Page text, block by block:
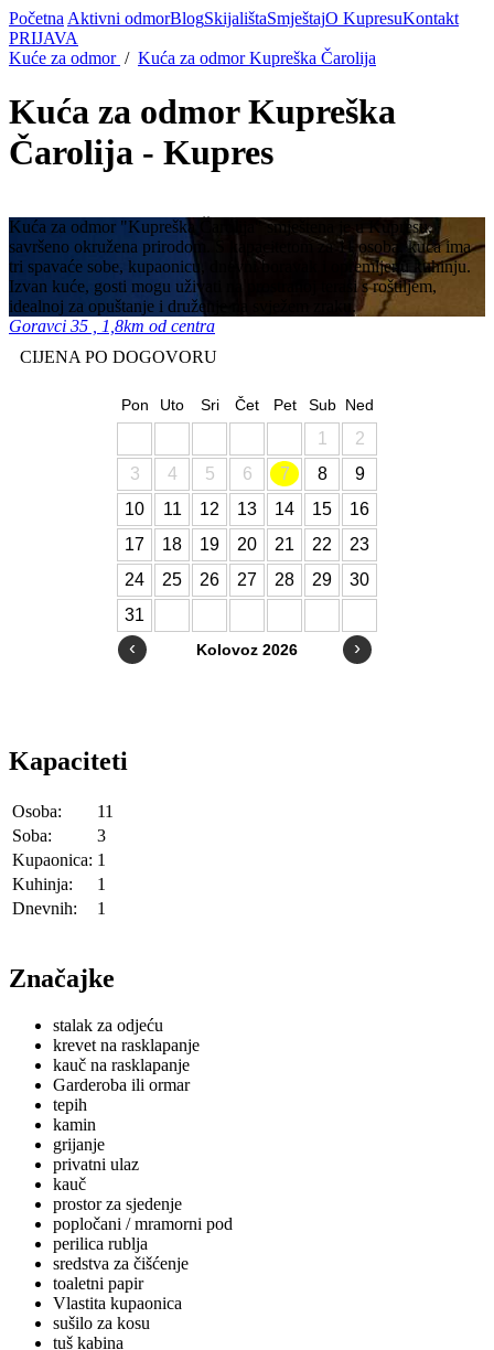
Početna Aktivni odmorBlogSkijalištaSmještajO KupresuKontakt
PRIJAVA
Kuće za odmor / Kuća za odmor Kupreška Čarolija
Kuća za odmor Kupreška
Čarolija - Kupres
Kuća za odmor "Kupreška Čarolija" smještena je u Kupresu,
savršeno okružena prirodom. S kapacitetom za 11 osoba, kuća ima
tri spavaće sobe, kupaonicu, dnevni boravak i opremljenu kuhinju.
Izvan kuće, gosti mogu uživati na prostranoj terasi s roštiljem,
idealnoj za opuštanje i druženje na svježem zraku.
Goravci 35 , 1,8km od centra
CIJENA PO DOGOVORU
Kapaciteti
Osoba:
11
Soba:
3
Kupaonica: 1
Kuhinja:
1
Dnevnih:
1
Značajke
stalak za odjeću
krevet na rasklapanje
kauč na rasklapanje
Garderoba ili ormar
tepih
kamin
grijanje
privatni ulaz
kauč
prostor za sjedenje
popločani / mramorni pod
perilica rublja
sredstva za čišćenje
toaletni papir
Vlastita kupaonica
sušilo za kosu
tuš kabina